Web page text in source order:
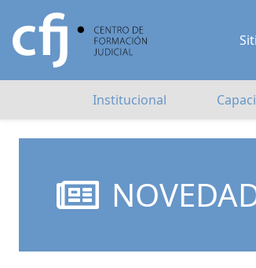
Institucional